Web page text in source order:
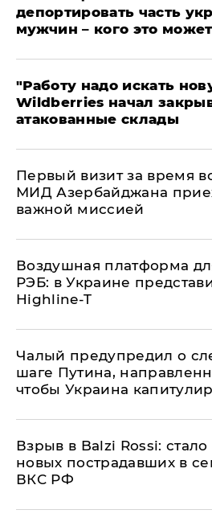
депортировать часть
мужчин – кого это
"Работу надо искать
Wildberries начал
атакованные склады
Первый визит за время
МИД Азербайджана
важной миссией
Воздушная платформа
РЭБ: в Украине
Highline-T
Чалый предупредил о
шаге Путина,
чтобы Украина
Взрыв в Balzi Rossi: стало
новых пострадавших в
ВКС РФ